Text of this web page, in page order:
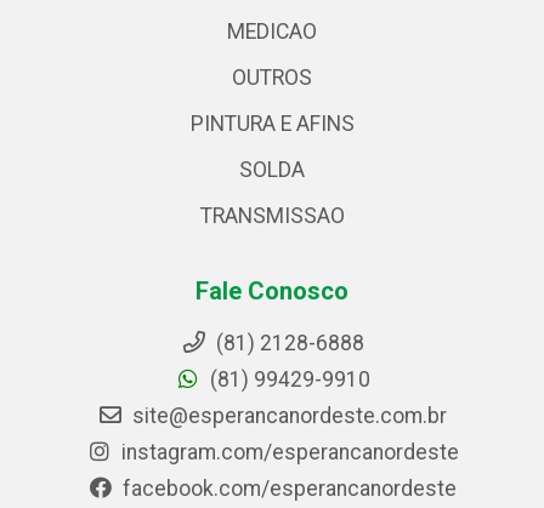
MEDICAO
OUTROS
PINTURA E AFINS
SOLDA
TRANSMISSAO
Fale Conosco
(81) 2128-6888
(81) 99429-9910
site@esperancanordeste.com.br
instagram.com/esperancanordeste
facebook.com/esperancanordeste